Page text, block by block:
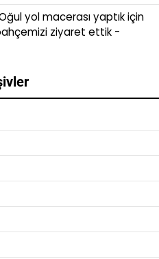
yol macerası yaptıkiçin
ziyaret ettik -